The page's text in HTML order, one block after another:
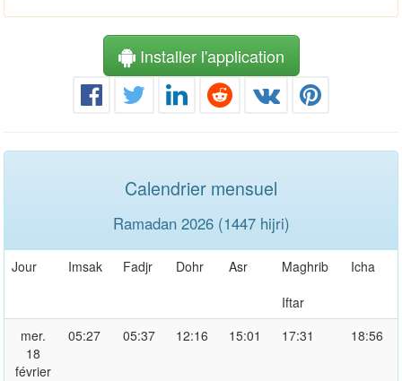
Installer l'application
Calendrier mensuel
Ramadan 2026 (1447 hijri)
Jour Imsak Fadjr Dohr Asr
Maghrib
Iftar
Icha
mer.
18
février
05:27 05:37 12:16 15:01 17:31 18:56